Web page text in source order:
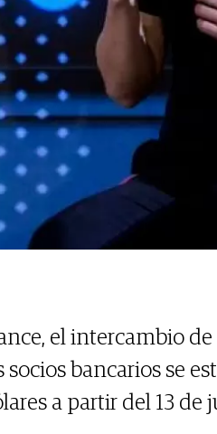
el intercambio
bancarios se
a partir del 13 de